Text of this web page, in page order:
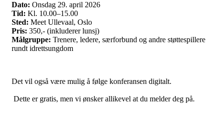
Dato: Onsdag 29. april 2026
Tid: Kl. 10.00–15.00
Sted: Meet Ullevaal, Oslo
Pris: 350,- (inkluderer lunsj)
Målgruppe: Trenere, ledere, særforbund og andre støttespillere
rundt idrettsungdom
Det vil også være mulig å følge konferansen digitalt.
Dette er gratis, men vi ønsker allikevel at du melder deg på.